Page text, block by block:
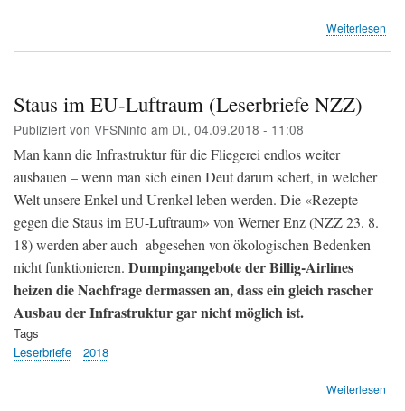
Weiterlesen
Staus im EU-Luftraum (Leserbriefe NZZ)
Publiziert von VFSNinfo am Di., 04.09.2018 - 11:08
Man kann die Infrastruktur für die Fliegerei endlos weiter
ausbauen – wenn man sich einen Deut darum schert, in welcher
Welt unsere Enkel und Urenkel leben werden. Die «Rezepte
gegen die Staus im EU-Luftraum» von Werner Enz (NZZ 23. 8.
18) werden aber auch abgesehen von ökologischen Bedenken
nicht funktionieren. Dumpingangebote der Billig-Airlines
heizen die Nachfrage dermassen an, dass ein gleich rascher
Ausbau der Infrastruktur gar nicht möglich ist.
Tags
Leserbriefe
2018
Weiterlesen